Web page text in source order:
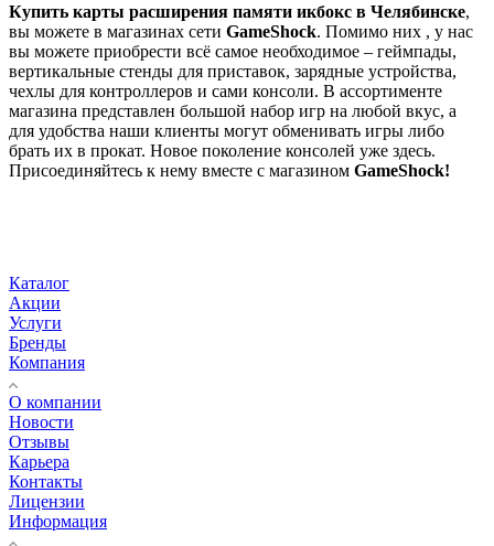
Купить карты расширения памяти икбокс в Челябинске,
вы можете в магазинах сети GameShock. Помимо них , у нас
вы можете приобрести всё самое необходимое – геймпады,
вертикальные стенды для приставок, зарядные устройства,
чехлы для контроллеров и сами консоли. В ассортименте
магазина представлен большой набор игр на любой вкус, а
для удобства наши клиенты могут обменивать игры либо
брать их в прокат. Новое поколение консолей уже здесь.
Присоединяйтесь к нему вместе с магазином GameShock!
Каталог
Акции
Услуги
Бренды
Компания
О компании
Новости
Отзывы
Карьера
Контакты
Лицензии
Информация